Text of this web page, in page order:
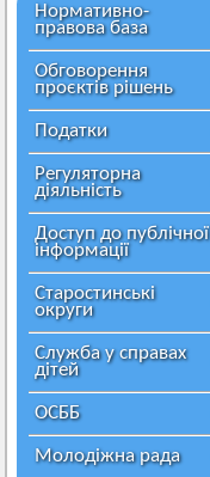
Нормативно-
правова база
Обговорення
проєктів рішень
Податки
Регуляторна
діяльність
Доступ до публічної
інформації
Старостинські
округи
Служба у справах
дітей
ОСББ
Молодіжна рада